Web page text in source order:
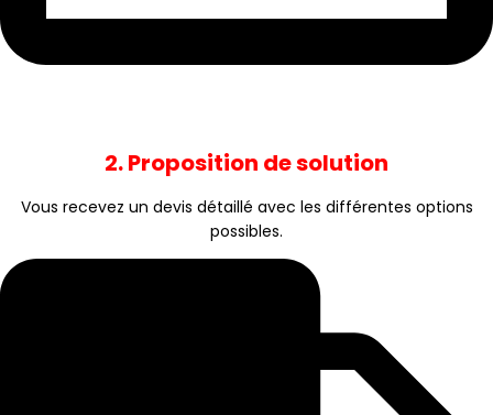
2. Proposition de solution
Vous recevez un devis détaillé avec les différentes options
possibles.